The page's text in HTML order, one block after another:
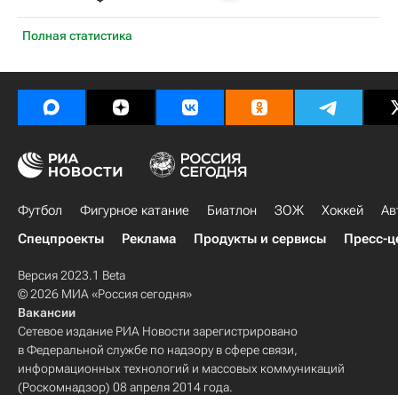
Полная статистика
Футбол Фигурное катание Биатлон ЗОЖ Хоккей
Спецпроекты
Реклама Продукты и сервисы Пресс-
Версия 2023.1 Beta
© 2026 МИА «Россия сегодня»
Вакансии
Сетевое издание РИА Новости зарегистрировано
в Федеральной службе по надзору в сфере связи,
информационных технологий и массовых коммуникаций
(Роскомнадзор) 08 апреля 2014 года.